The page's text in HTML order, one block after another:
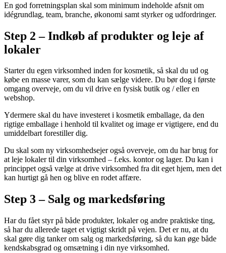
En god forretningsplan skal som minimum indeholde afsnit om
idégrundlag, team, branche, økonomi samt styrker og udfordringer.
Step 2 – Indkøb af produkter og leje af
lokaler
Starter du egen virksomhed inden for kosmetik, så skal du ud og
købe en masse varer, som du kan sælge videre. Du bør dog i første
omgang overveje, om du vil drive en fysisk butik og / eller en
webshop.
Ydermere skal du have investeret i kosmetik emballage, da den
rigtige emballage i henhold til kvalitet og image er vigtigere, end du
umiddelbart forestiller dig.
Du skal som ny virksomhedsejer også overveje, om du har brug for
at leje lokaler til din virksomhed – f.eks. kontor og lager. Du kan i
princippet også vælge at drive virksomhed fra dit eget hjem, men det
kan hurtigt gå hen og blive en rodet affære.
Step 3 – Salg og markedsføring
Har du fået styr på både produkter, lokaler og andre praktiske ting,
så har du allerede taget et vigtigt skridt på vejen. Det er nu, at du
skal gøre dig tanker om salg og markedsføring, så du kan øge både
kendskabsgrad og omsætning i din nye virksomhed.